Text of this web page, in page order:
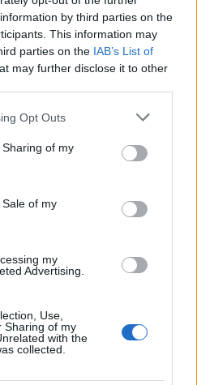
by third parties on the
This information may
parties on the IAB’s List of
may further disclose it to other
app uses one or more Google
behaviour. You may click to
and its third-party tags to
purposes in below Google
Opt Outs
of my
of my
my
Advertising.
Use,
Sharing of my
with the
collected.